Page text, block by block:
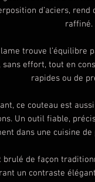
d’aciers,
raffiné.
trouve
effort, tout en
rapides ou de
ce couteau est
Un outil fiable,
dans une cuisine
de façon
un contraste